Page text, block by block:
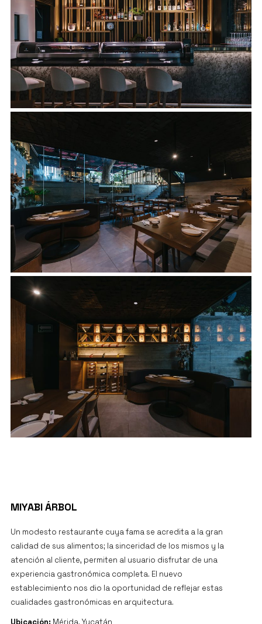
MIYABI ÁRBOL
Un modesto restaurante cuya fama se acredita a la gran
calidad de sus alimentos; la sinceridad de los mismos y la
atención al cliente, permiten al usuario disfrutar de una
experiencia gastronómica completa. El nuevo
establecimiento nos dio la oportunidad de reflejar estas
cualidades gastronómicas en arquitectura.
Ubicación:Mérida, Yucatán